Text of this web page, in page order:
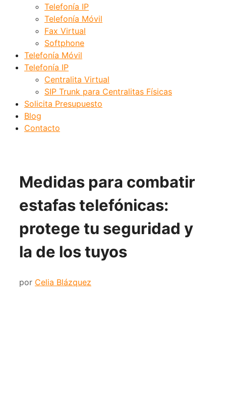
Telefonía IP
Telefonía Móvil
Fax Virtual
Softphone
Telefonía Móvil
Telefonía IP
Centralita Virtual
SIP Trunk para Centralitas Físicas
Solicita Presupuesto
Blog
Contacto
Medidas para combatir
estafas telefónicas:
protege tu seguridad y
la de los tuyos
por Celia Blázquez